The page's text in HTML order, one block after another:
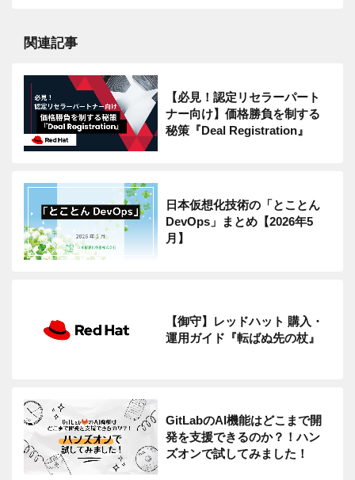
関連記事
【必見！認定リセラーパート
ナー向け】価格勝負を制する
秘策『Deal Registration』
日本仮想化技術の「とことん
DevOps」まとめ【2026年5
月】
【御守】レッドハット 購入・
運用ガイド『転ばぬ先の杖』
GitLabのAI機能はどこまで開
発を支援できるのか？！ハン
ズオンで試してみました！